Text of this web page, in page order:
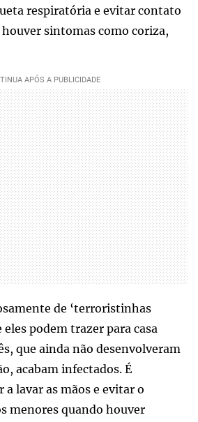
respiratória e evitar contato
sintomas como coriza,
de ‘terroristinhas
podem trazer para casa
que ainda não desenvolveram
acabam infectados. É
lavar as mãos e evitar o
menores quando houver